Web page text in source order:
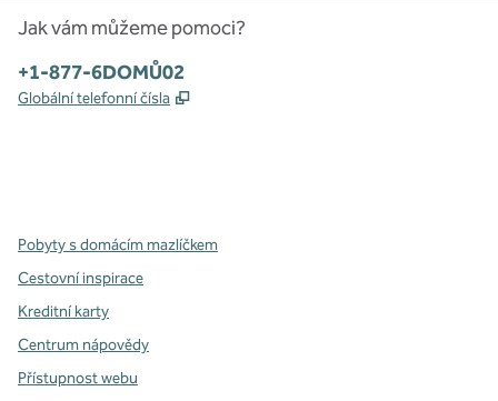
Jak vám můžeme pomoci?
Telefon:
+1-877-6DOMŮ02
Globální telefonní čísla ,
Pobyty s domácím mazlíčkem
Cestovní inspirace
Kreditní karty
Centrum nápovědy
Přístupnost webu